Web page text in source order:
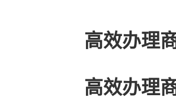
高效办理
高效办理